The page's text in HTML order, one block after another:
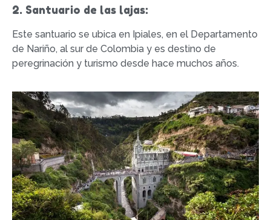
2. Santuario de las lajas:
Este santuario se ubica en Ipiales, en el Departamento
de Nariño, al sur de Colombia y es destino de
peregrinación y turismo desde hace muchos años.